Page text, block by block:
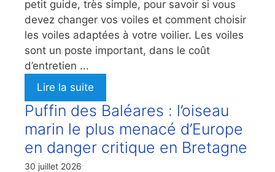
petit guide, très simple, pour savoir si vous
devez changer vos voiles et comment choisir
les voiles adaptées à votre voilier. Les voiles
sont un poste important, dans le coût
d’entretien ...
Lire la suite
Puffin des Baléares : l’oiseau
marin le plus menacé d’Europe
en danger critique en Bretagne
30 juillet 2026